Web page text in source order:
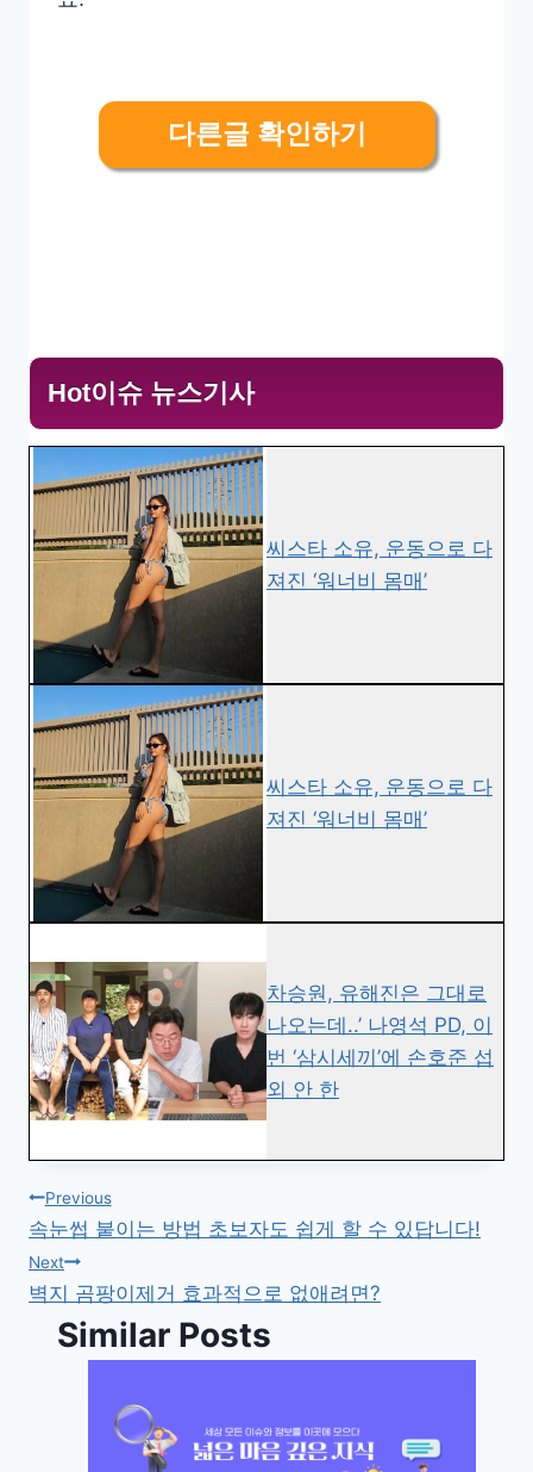
다른글 확인하기
Hot이슈 뉴스기사
씨스타 소유, 운동으로 다
져진 ‘워너비 몸매’
씨스타 소유, 운동으로 다
져진 ‘워너비 몸매’
차승원, 유해진은 그대로
나오는데..’ 나영석 PD, 이
번 ‘삼시세끼’에 손호준 섭
외 안 한
글
탐
색
Previous
속눈썹 붙이는 방법 초보자도 쉽게 할 수 있답니다!
Next
벽지 곰팡이제거 효과적으로 없애려면?
Similar Posts